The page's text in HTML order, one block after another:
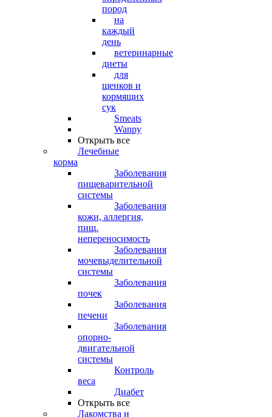
пород
на
каждый
день
ветеринарные
диеты
для
щенков и
кормящих
сук
Smeats
Wanpy
Открыть все
Лечебные
корма
Заболевания
пищеварительной
системы
Заболевания
кожи, аллергия,
пищ.
непереносимость
Заболевания
мочевыделительной
системы
Заболевания
почек
Заболевания
печени
Заболевания
опорно-
двигательной
системы
Контроль
веса
Диабет
Открыть все
Лакомства и